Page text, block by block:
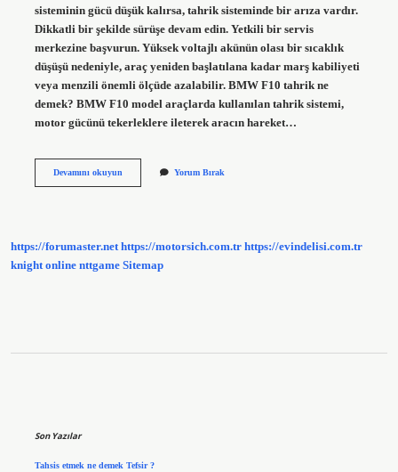
sisteminin gücü düşük kalırsa, tahrik sisteminde bir arıza vardır.
Dikkatli bir şekilde sürüşe devam edin. Yetkili bir servis
merkezine başvurun. Yüksek voltajlı akünün olası bir sıcaklık
düşüşü nedeniyle, araç yeniden başlatılana kadar marş kabiliyeti
veya menzili önemli ölçüde azalabilir. BMW F10 tahrik ne
demek? BMW F10 model araçlarda kullanılan tahrik sistemi,
motor gücünü tekerleklere ileterek aracın hareket…
Devamını okuyunBmw
Yorum Bırak
https://forumaster.net https://motorsich.com.tr https://evindelisi.com.tr
knight online nttgame Sitemap
Son Yazılar
Tahsis etmek ne demek Tefsir ?